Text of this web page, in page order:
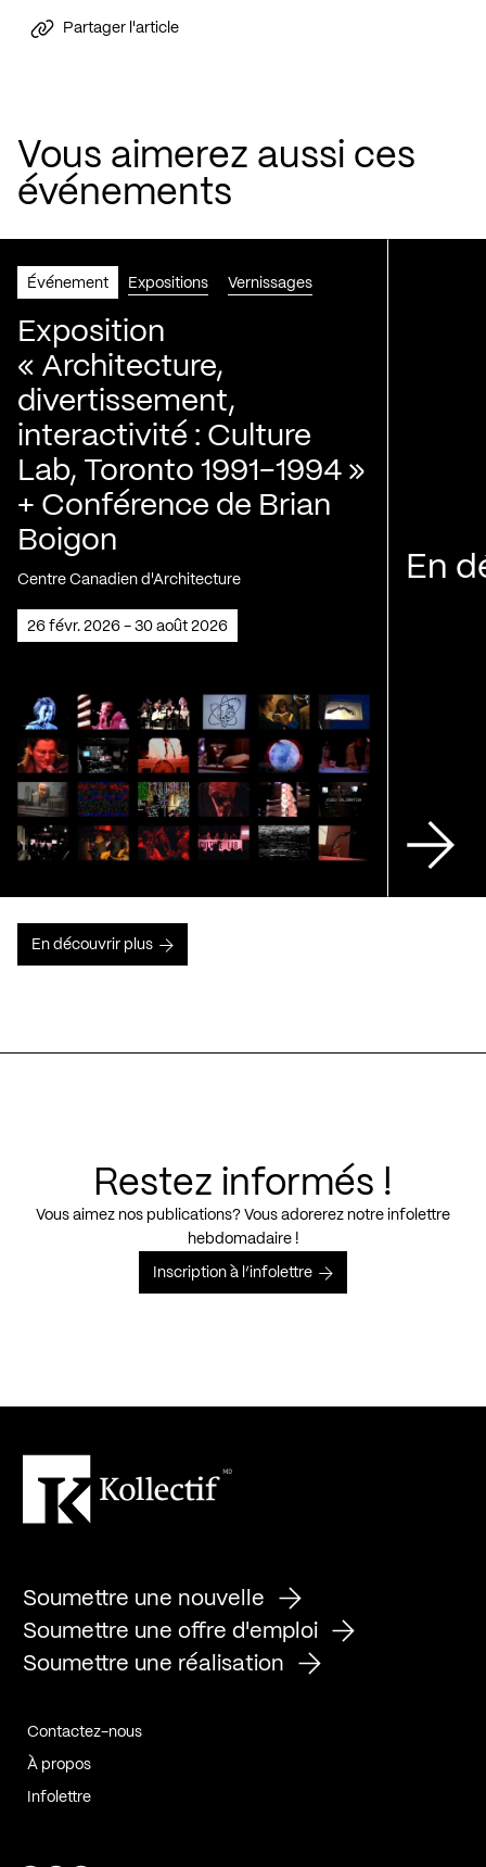
Partager l'article
Vous aimerez aussi ces
événements
Événement Expositions Vernissages
Exposition
« Architecture,
divertissement,
interactivité : Culture
Lab, Toronto 1991-1994 »
+ Conférence de Brian
Boigon
Centre Canadien d'Architecture
26 févr. 2026 - 30 août 2026
En
En découvrir plus
Restez informés !
Vous aimez nos publications? Vous adorerez notre infolettre
hebdomadaire !
Inscription à l’infolettre
Soumettre une nouvelle
Soumettre une offre d'emploi
Soumettre une réalisation
Contactez-nous
À propos
Infolettre